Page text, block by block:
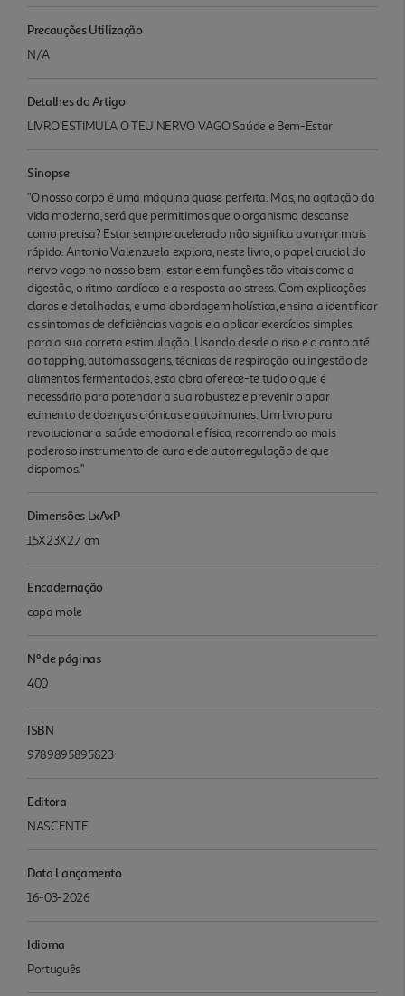
Precauções Utilização
N/A
Detalhes do Artigo
LIVRO ESTIMULA O TEU NERVO VAGO Saúde e Bem-Estar
Sinopse
"O nosso corpo é uma máquina quase perfeita. Mas, na agitação da
vida moderna, será que permitimos que o organismo descanse
como precisa? Estar sempre acelerado não significa avançar mais
rápido. Antonio Valenzuela explora, neste livro, o papel crucial do
nervo vago no nosso bem-estar e em funções tão vitais como a
digestão, o ritmo cardíaco e a resposta ao stress. Com explicações
claras e detalhadas, e uma abordagem holística, ensina a identificar
os sintomas de deficiências vagais e a aplicar exercícios simples
para a sua correta estimulação. Usando desde o riso e o canto até
ao tapping, automassagens, técnicas de respiração ou ingestão de
alimentos fermentados, esta obra oferece-te tudo o que é
necessário para potenciar a sua robustez e prevenir o apar
ecimento de doenças crónicas e autoimunes. Um livro para
revolucionar a saúde emocional e física, recorrendo ao mais
poderoso instrumento de cura e de autorregulação de que
dispomos."
Dimensões LxAxP
15X23X2,7 cm
Encadernação
capa mole
Nº de páginas
400
ISBN
9789895895823
Editora
NASCENTE
Data Lançamento
16-03-2026
Idioma
Português